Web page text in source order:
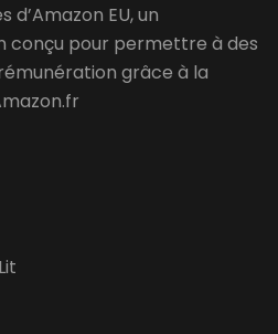
EU, un
conçu pour permettre à des
grâce à la